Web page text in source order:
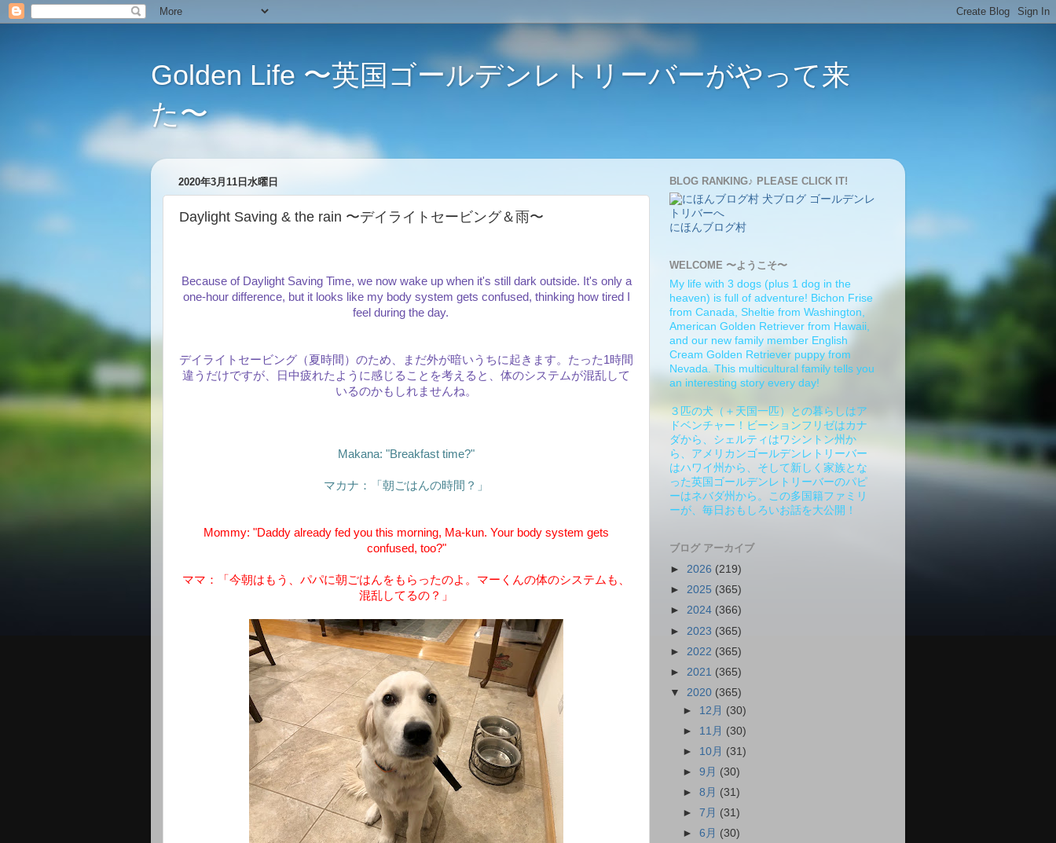
Golden Life 〜英国ゴールデンレトリーバーがやって来
た〜
2020年3月11日水曜日
Daylight Saving & the rain 〜デイライトセービング＆雨〜
Because of Daylight Saving Time, we now wake up when it's still dark outside. It's only a
one-hour difference, but it looks like my body system gets confused, thinking how tired I
feel during the day.
デイライトセービング（夏時間）のため、まだ外が暗いうちに起きます。たった1時間
違うだけですが、日中疲れたように感じることを考えると、体のシステムが混乱して
いるのかもしれませんね。
Makana: "Breakfast time?"
マカナ：「朝ごはんの時間？」
Mommy: "Daddy already fed you this morning, Ma-kun. Your body system gets
confused, too?"
ママ：「今朝はもう、パパに朝ごはんをもらったのよ。マーくんの体のシステムも、
混乱してるの？」
BLOG RANKING♪ PLEASE CLICK IT!
にほんブログ村
WELCOME 〜ようこそ〜
My life with 3 dogs (plus 1 dog in the
heaven) is full of adventure! Bichon Frise
from Canada, Sheltie from Washington,
American Golden Retriever from Hawaii,
and our new family member English
Cream Golden Retriever puppy from
Nevada. This multicultural family tells you
an interesting story every day!
３匹の犬（＋天国一匹）との暮らしはア
ドベンチャー！ビーションフリゼはカナ
ダから、シェルティはワシントン州か
ら、アメリカンゴールデンレトリーバー
はハワイ州から、そして新しく家族とな
った英国ゴールデンレトリーバーのパピ
ーはネバダ州から。この多国籍ファミリ
ーが、毎日おもしろいお話を大公開！
ブログ アーカイブ
► 2026 (219)
► 2025 (365)
► 2024 (366)
► 2023 (365)
► 2022 (365)
► 2021 (365)
▼ 2020 (365)
► 12月 (30)
► 11月 (30)
► 10月 (31)
►9月 (30)
►8月 (31)
►7月 (31)
►6月 (30)